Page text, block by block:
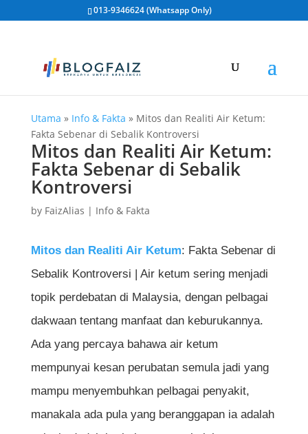
013-9346624 (Whatsapp Only)
Utama » Info & Fakta » Mitos dan Realiti Air Ketum:
Fakta Sebenar di Sebalik Kontroversi
Mitos dan Realiti Air Ketum:
Fakta Sebenar di Sebalik
Kontroversi
by FaizAlias | Info & Fakta
Mitos dan Realiti Air Ketum: Fakta Sebenar di
Sebalik Kontroversi | Air ketum sering menjadi
topik perdebatan di Malaysia, dengan pelbagai
dakwaan tentang manfaat dan keburukannya.
Ada yang percaya bahawa air ketum
mempunyai kesan perubatan semula jadi yang
mampu menyembuhkan pelbagai penyakit,
manakala ada pula yang beranggapan ia adalah